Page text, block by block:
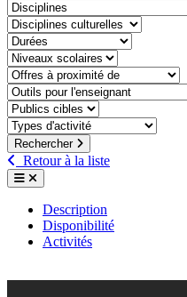
discipline
discipline-culturelle
duree
niveaux-scolaires
offre-a-proximite-de
outil-pour-lenseignant
public-cible
type-dactivite
Rechercher
Retour à la liste
Description
Disponibilité
Activités